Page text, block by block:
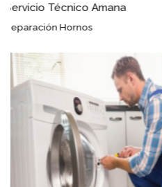
Servicio Técnico Amana
Reparación Frigoríficos